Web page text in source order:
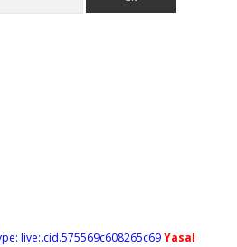
live:.cid.575569c608265c69Yasal